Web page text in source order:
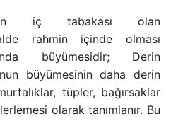
iç tabakası olan
rahmin içinde olması
büyümesidir; Derin
büyümesinin daha derin
tüpler, bağırsaklar
olarak tanımlanır. Bu